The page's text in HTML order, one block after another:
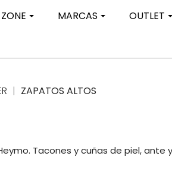
MARCAS OUTLET
ZAPATOS ALTOS
Tacones y cuñas de piel,